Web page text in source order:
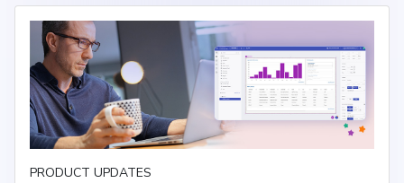
PRODUCT UPDATES